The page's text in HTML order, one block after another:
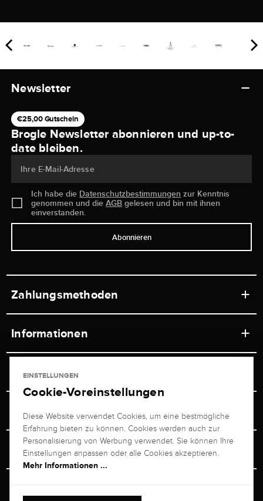
Newsletter
€25,00 Gutschein
Brogle Newsletter abonnieren und up-to-
date bleiben.
Ihre E-Mail-Adresse
Ich habe die Datenschutzbestimmungen zur Kenntnis
genommen und dieAGB gelesen und bin mit ihnen
einverstanden.
Abonnieren
Zahlungsmethoden
Informationen
Ladengeschäft
Versand & Zahlung
Ratgeber
Service
Newsletterabmeldung
Retouren-Service
Vertrag Widerrufen
Juwelier Brogle
Über uns
Unternehmen
Persönlicher Berater
EINSTELLUNGEN
Cookie-Voreinstellungen
Diese Website verwendet Cookies, um eine bestmögliche
Erfahrung bieten zu können. Cookies werden auch zur
Personalisierung von Werbung verwendet. Sie können Ihre
Einstellungen anpassen oder alle Cookies akzeptieren.
Mehr Informationen ...